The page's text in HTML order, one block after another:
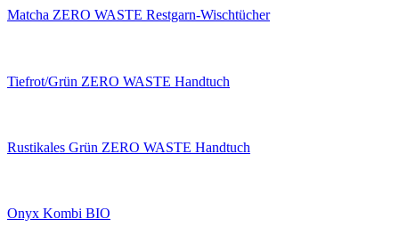
Matcha ZERO WASTE Restgarn-Wischtücher
Tiefrot/Grün ZERO WASTE Handtuch
Rustikales Grün ZERO WASTE Handtuch
Onyx Kombi BIO